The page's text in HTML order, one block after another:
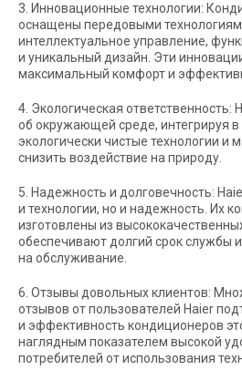
3. Инновационные технологии:
оснащены передовыми
интеллектуальное управление,
и уникальный дизайн. Эти
максимальный комфорт и
4. Экологическая ответственность:
об окружающей среде, интегрируя
экологически чистые технологии и
снизить воздействие на природу.
5. Надежность и долговечность:
и технологии, но и надежность. Их
изготовлены из
обеспечивают долгий срок службы
на обслуживание.
6. Отзывы довольных клиентов:
отзывов от пользователей Haier
и эффективность кондиционеров
наглядным показателем высокой
потребителей от использования